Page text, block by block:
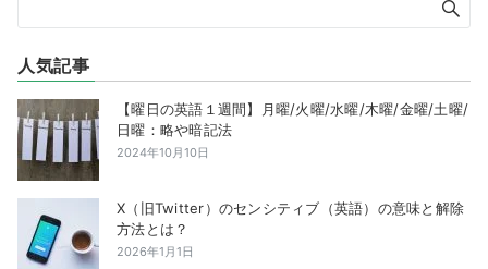
人気記事
【曜日の英語１週間】月曜/火曜/水曜/木曜/金曜/土曜/
日曜：略や暗記法
2024年10月10日
X（旧Twitter）のセンシティブ（英語）の意味と解除
方法とは？
2026年1月1日